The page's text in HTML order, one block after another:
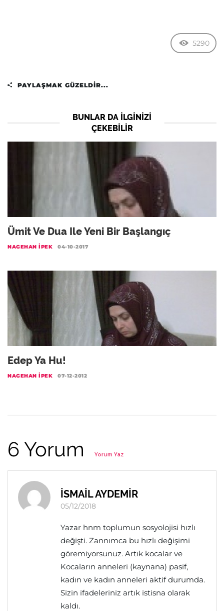
5290
PAYLAŞMAK GÜZELDIR...
BUNLAR DA ILGINIZI
ÇEKEBILIR
Ümit Ve Dua Ile Yeni Bir Başlangıç
NAGEHAN İPEK 04-10-2017
Edep Ya Hu!
NAGEHAN İPEK 07-12-2012
6 Yorum Yorum Yaz
İSMAİL AYDEMİR
05/12/2018
Yazar hnm toplumun sosyolojisi hızlı
değişti. Zannımca bu hızlı değişimi
göremiyorsunuz. Artık kocalar ve
Kocaların anneleri (kaynana) pasif,
kadın ve kadın anneleri aktif durumda.
Sizin ifadeleriniz artık istisna olarak
kaldı.